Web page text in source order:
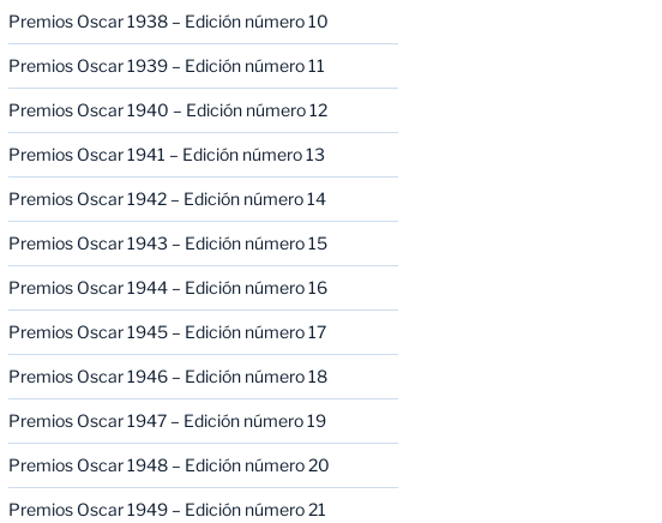
Premios Oscar 1938 – Edición número 10
Premios Oscar 1939 – Edición número 11
Premios Oscar 1940 – Edición número 12
Premios Oscar 1941 – Edición número 13
Premios Oscar 1942 – Edición número 14
Premios Oscar 1943 – Edición número 15
Premios Oscar 1944 – Edición número 16
Premios Oscar 1945 – Edición número 17
Premios Oscar 1946 – Edición número 18
Premios Oscar 1947 – Edición número 19
Premios Oscar 1948 – Edición número 20
Premios Oscar 1949 – Edición número 21